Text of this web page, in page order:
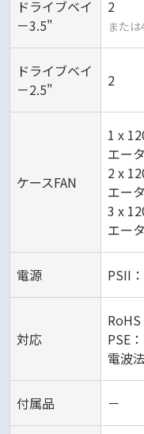
ドライブベイ
－3.5"
2
また
ドライブベイ
－2.5"
2
ケースFAN
1 x
エー
2 x
エー
3 x
エータ
電源 PSII
対応
PSE
電波
付属品 －